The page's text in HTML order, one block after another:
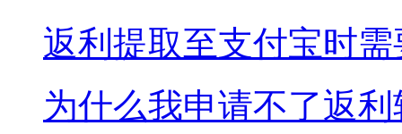
返利提取至支付宝时
为什么我申请不了返